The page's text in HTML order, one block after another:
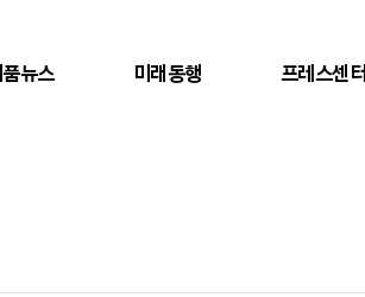
뉴스 미래동행 프레스센터